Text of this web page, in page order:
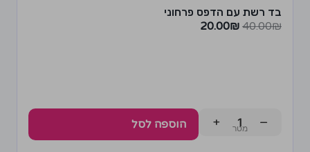
בד רשת עם הדפס פרחוני
40.00₪
20.00₪
−
+ הוספה לסל